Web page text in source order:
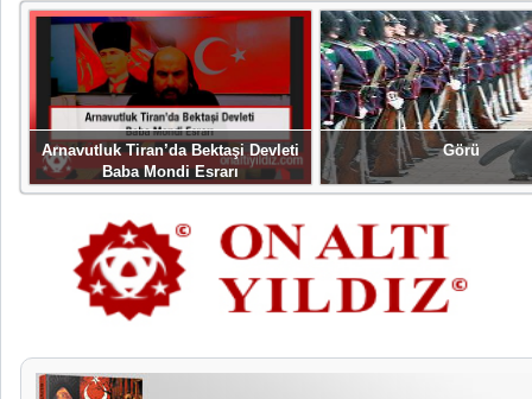
Arnavutluk Tiran’da Bektaşi Devleti
Baba Mondi Esrarı
Görü